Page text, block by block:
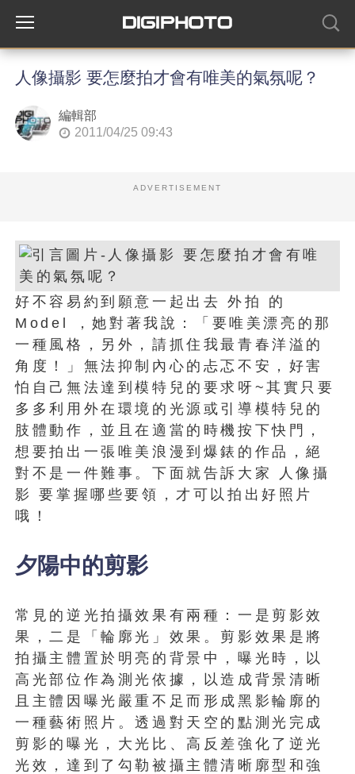
人像攝影 要怎麼拍才會有唯美的氣氛呢？
編輯部
2011/04/25 09:43
ADVERTISEMENT
好不容易約到願意一起出去 外拍 的
Model ，她對著我說：「要唯美漂亮的那
一種風格，另外，請抓住我最青春洋溢的
角度！」無法抑制內心的忐忑不安，好害
怕自己無法達到模特兒的要求呀~其實只要
多多利用外在環境的光源或引導模特兒的
肢體動作，並且在適當的時機按下快門，
想要拍出一張唯美浪漫到爆錶的作品，絕
對不是一件難事。下面就告訴大家 人像攝
影 要掌握哪些要領，才可以拍出好照片
哦！
夕陽中的剪影
常見的逆光拍攝效果有兩種：一是剪影效
果，二是「輪廓光」效果。剪影效果是將
拍攝主體置於明亮的背景中，曝光時，以
高光部位作為測光依據，以造成背景清晰
且主體因曝光嚴重不足而形成黑影輪廓的
一種藝術照片。透過對天空的點測光完成
剪影的曝光，大光比、高反差強化了逆光
光效，達到了勾勒被攝主體清晰廓型和強